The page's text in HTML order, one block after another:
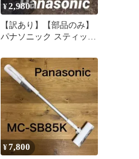
¥2,980
【訳あり】【部品のみ】
パナソニック スティック
¥7,800